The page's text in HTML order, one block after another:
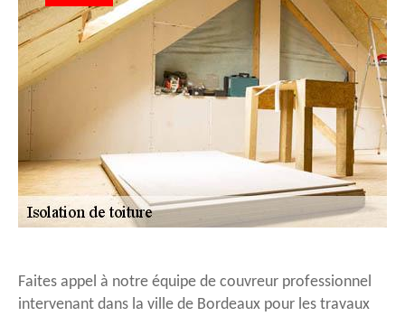
Faites appel à notre équipe de couvreur professionnel
intervenant dans la ville de Bordeaux pour les travaux